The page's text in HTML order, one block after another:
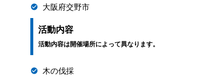
大阪府交野市
活動内容
活動内容は開催場所によって異なります。
木の伐採